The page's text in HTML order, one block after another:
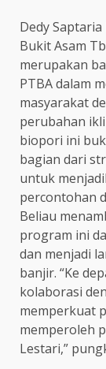
Dedy
Bukit Asam
merupakan
PTBA dalam
masyarakat
perubahan
biopori ini
bagian dari
untuk
percontohan
Beliau
program ini
dan menjadi
banjir. “Ke
kolaborasi
memperkuat
memperoleh
Lestari,”